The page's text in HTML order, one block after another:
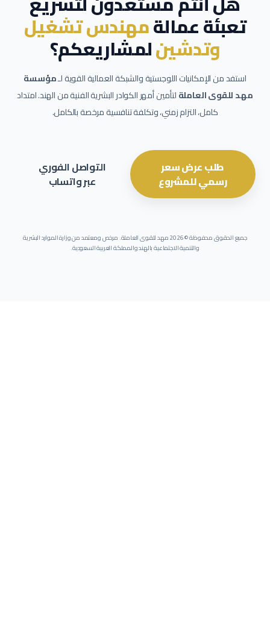
تعبئة عمالةمهندس تشغيل
وتدشينلمشاريعكم؟
استفد من الإمكانيات اللوجستية والشبكة العمالية القوية لـمؤسسة
مهد للقوى العاملةلتأمين أمهر الكوادر البشرية الفنية من الهند. امتداد
كامل، التزام زمني، وتكلفة تنافسية مرخصة بالكامل.
طلب عرض سعر
رسمي للمشروع
التواصل الفوري
عبر واتساب
جميع الحقوق محفوظة ©2026مهد للقوى العاملة. مرخص ومعتمد من وزارة الموارد البشرية
والتنمية الاجتماعية بالهند والمملكة العربية السعودية.